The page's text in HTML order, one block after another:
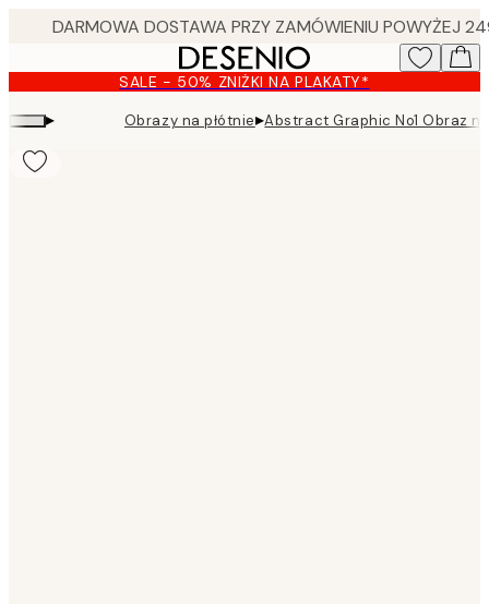
content.
SALE - 50% ZNIŻKI NA PLAKATY*
▸ Obrazy na płótnie▸Abstract Graphic No1 Obraz